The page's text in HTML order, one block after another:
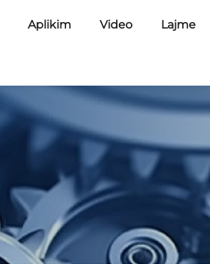
Aplikim Video Lajme